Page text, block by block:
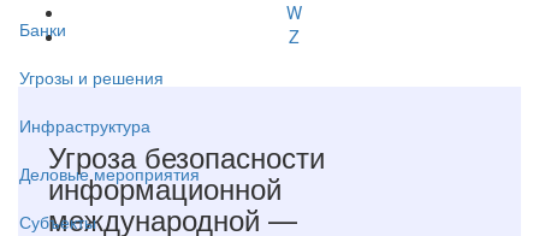
Банки
Угрозы и решения
Инфраструктура
Деловые мероприятия
Субъекты
W
Z
Угроза безопасности
информационной
международной —